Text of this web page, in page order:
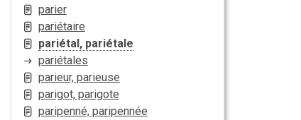
parier
pariétaire
pariétal, pariétale
pariétales
parieur, parieuse
parigot, parigote
paripenné, paripennée